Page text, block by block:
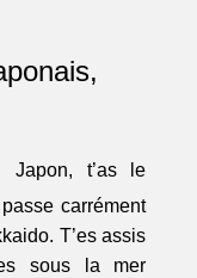
t’as le
carrément
T’es assis
sous la mer